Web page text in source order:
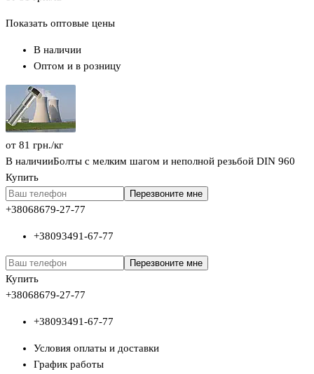
Показать оптовые цены
В наличии
Оптом и в розницу
от 81 грн./кг
В наличииБолты с мелким шагом и неполной резьбой DIN 960
Купить
Перезвоните мне
+38068679-27-77
+38093491-67-77
Перезвоните мне
Купить
+38068679-27-77
+38093491-67-77
Условия оплаты и доставки
График работы